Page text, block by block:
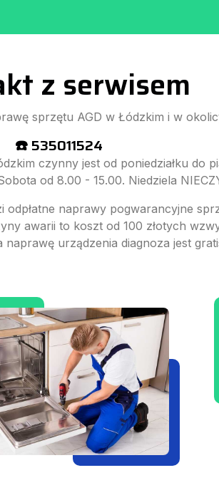
z serwisem
sprzętu AGD w Łódzkim i w
☎️ 535011524
czynny jest od poniedziałku do
od 8.00 - 15.00. Niedziela
odpłatne naprawy pogwarancyjne
awarii to koszt od 100 złotych
urządzenia diagnoza jest